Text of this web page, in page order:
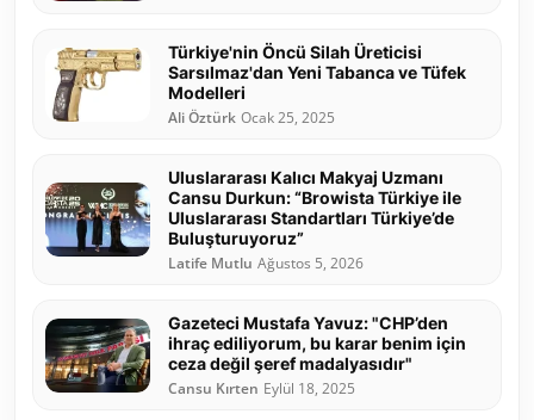
Türkiye'nin Öncü Silah Üreticisi
Sarsılmaz'dan Yeni Tabanca ve Tüfek
Modelleri
Ali Öztürk Ocak 25, 2025
Uluslararası Kalıcı Makyaj Uzmanı
Cansu Durkun: “Browista Türkiye ile
Uluslararası Standartları Türkiye’de
Buluşturuyoruz”
Latife Mutlu Ağustos 5, 2026
Gazeteci Mustafa Yavuz: "CHP’den
ihraç ediliyorum, bu karar benim için
ceza değil şeref madalyasıdır"
Cansu Kırten Eylül 18, 2025